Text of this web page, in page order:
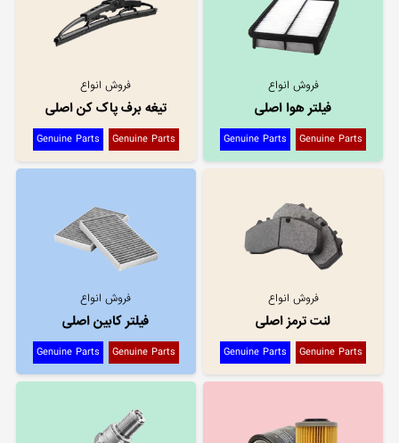
فروش انواع
فیلتر هوا اصلی
Genuine Parts
Genuine Parts
فروش انواع
تیغه برف پاک کن اصلی
Genuine Parts
Genuine Parts
فروش انواع
لنت ترمز اصلی
Genuine Parts
Genuine Parts
فروش انواع
فیلتر کابین اصلی
Genuine Parts
Genuine Parts